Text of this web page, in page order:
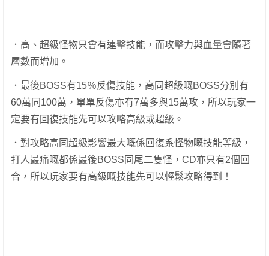
．高、超級怪物只會有連擊技能，而攻擊力與血量會隨著
層數而增加。
．最後BOSS有15％反傷技能，高同超級嘅BOSS分別有
60萬同100萬，單單反傷亦有7萬多與15萬攻，所以玩家一
定要有回復技能先可以攻略高級或超級。
．對攻略高同超級影響最大嘅係回復系怪物嘅技能等級，
打人最痛嘅都係最後BOSS同尾二隻怪，CD亦只有2個回
合，所以玩家要有高級嘅技能先可以輕鬆攻略得到！